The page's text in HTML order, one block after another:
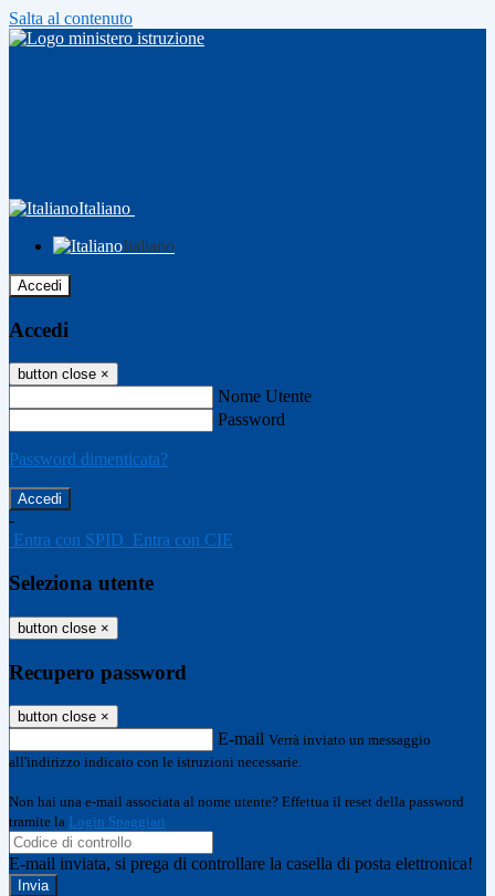
Salta al contenuto
Italiano
Italiano
Accedi
Accedi
button close ×
Nome Utente
Password
Password dimenticata?
-
Entra con SPID Entra con CIE
Seleziona utente
button close ×
Recupero password
button close ×
E-mail Verrà inviato un messaggio
all'indirizzo indicato con le istruzioni necessarie.
Non hai una e-mail associata al nome utente? Effettua il reset della password
tramite la Login Spaggiari
E-mail inviata, si prega di controllare la casella di posta elettronica!